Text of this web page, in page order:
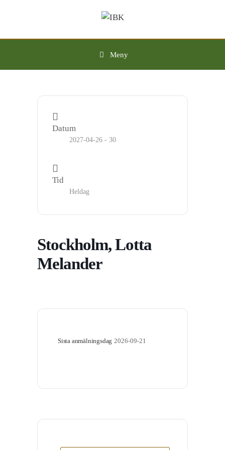
Meny
Datum
2027-04-26 - 30
Tid
Heldag
Stockholm, Lotta
Melander
Sista anmälningsdag 2026-09-21